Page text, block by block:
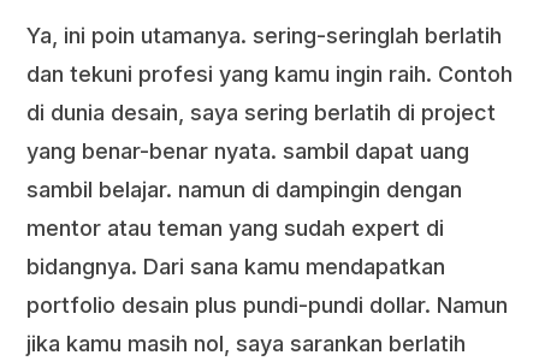
Ya, ini poin utamanya. sering-seringlah berlatih
dan tekuni profesi yang kamu ingin raih. Contoh
di dunia desain, saya sering berlatih di project
yang benar-benar nyata. sambil dapat uang
sambil belajar. namun di dampingin dengan
mentor atau teman yang sudah expert di
bidangnya. Dari sana kamu mendapatkan
portfolio desain plus pundi-pundi dollar. Namun
jika kamu masih nol, saya sarankan berlatih